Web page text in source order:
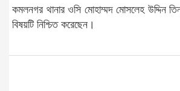
কমলনগর থানার ওসি মোহাম্মদ মোসলেহ উদ্দিন
বিষয়টি নিশ্চিত করেছেন।